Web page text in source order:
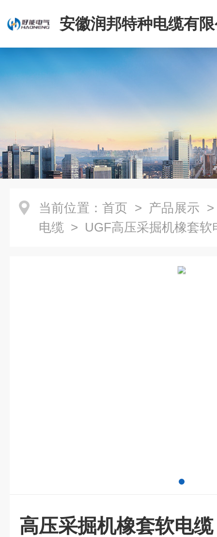
安徽润邦特种电缆有
当前位置： 首页 > 产品展示
电缆 > UGF高压采掘机橡套软
高压采掘机橡套软电缆